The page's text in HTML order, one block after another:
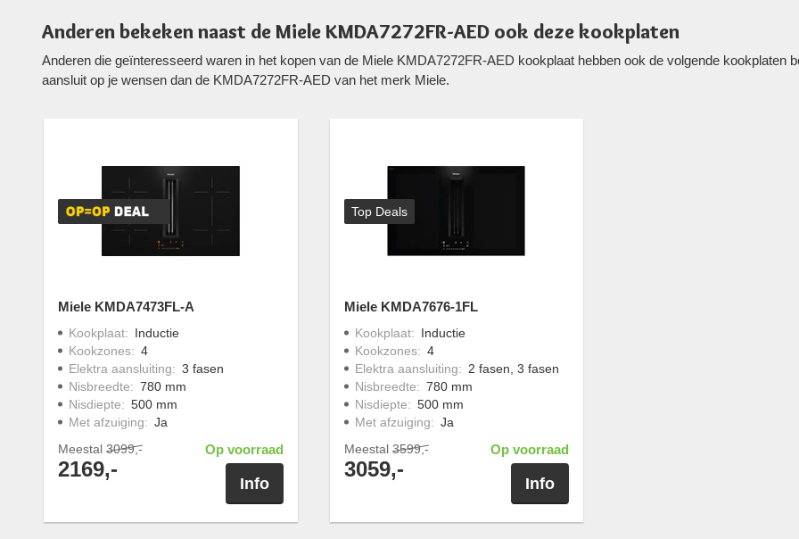
Anderen bekeken naast de Miele KMDA7272FR-AED ook deze kookplaten
Anderen die geïnteresseerd waren in het kopen van de Miele KMDA7272FR-AED kookplaat hebben ook de volgende kookplaten
aansluit op je wensen dan de KMDA7272FR-AED van het merk Miele.
Miele KMDA7473FL-A
Kookplaat: Inductie
Kookzones: 4
Elektra aansluiting: 3 fasen
Nisbreedte: 780 mm
Nisdiepte: 500 mm
Met afzuiging: Ja
Meestal 3099,-
2169,-
Op voorraad
Info
Top Deals
Miele KMDA7676-1FL
Kookplaat: Inductie
Kookzones: 4
Elektra aansluiting: 2 fasen, 3 fasen
Nisbreedte: 780 mm
Nisdiepte: 500 mm
Met afzuiging: Ja
Meestal 3599,-
3059,-
Op voorraad
Info